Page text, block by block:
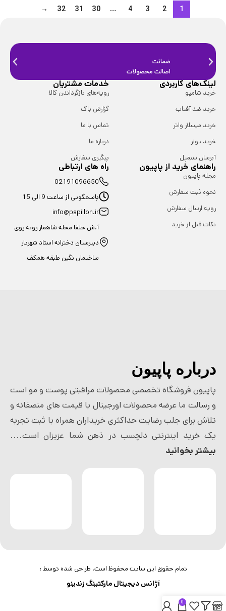
1
2
3
4
…
30
31
32
→
ضمانت
اصالت محصولات
لینک‌های کاربردی
خرید شامپو
خرید ضد آفتاب
خرید میسلار واتر
خرید تونر
آبرسان سیمپل
خدمات مشتریان
رویه‌های بازگرداندن کالا
گزارش باگ
تماس با ما
درباره ما
پیگیری سفارش
راهنمای خرید از پاپیون
مجله پاپیون
نحوه ثبت سفارش
رویه ارسال سفارش
نکات قبل از خرید
راه های ارتباطی
02191096650
پاسخگویی از ساعت 9 الی 15
info@papillon.ir
آ.ش جلفا محله شاهمار روبه روی
دبیرستان دخترانه استاد شهریار
ساختمان نگین طبقه همکف
درباره پاپیون
پاپیون فروشگاه تخصصی محصولات مراقبتی پوست و مو است
و رسالت ما عرضه محصولات اورجینال با قیمت های منصفانه و
تلاش برای جلب رضایت حداکثری خریداران همراه با ثبت تجربه
یک خرید اینترنتی دلچسب در ذهن شما عزیزان است....
بیشتر بخوانید
تمام حقوق این سایت محفوظ است. طراحی شده توسط :
آژانس دیجیتال مارکتینگ زندینو
0